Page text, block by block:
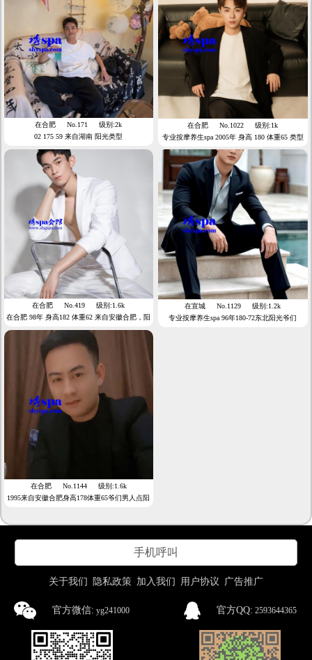
在合肥 No.171
级别:2k
02 175 59 来自湖南 阳光类型
在合肥 No.1022
级别:1k
专业按摩养生spa 2005年 身高 180 体重65 类型
阳光型男 鲜肉
在合肥 No.419
级别:1.6k
在合肥 98年 身高182 体重62 来自安徽合肥，阳
光型男/鲜肉奶狗
在宣城 No.1129
级别:1.2k
专业按摩养生spa 96年180-72东北阳光爷们
在合肥 No.1144
级别:1.6k
1995来自安徽合肥身高178体重65爷们男人点阳
手机呼叫
关于我们 隐私政策 加入我们 用户协议 广告推广
官方微信: yg241000 官方QQ: 2593644365